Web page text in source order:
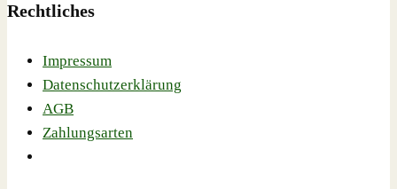
Rechtliches
Impressum
Datenschutzerklärung
AGB
Zahlungsarten